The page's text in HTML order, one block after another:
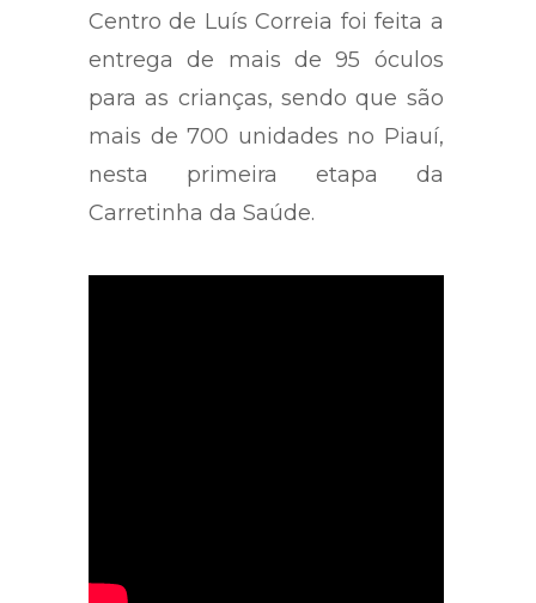
Centro de Luís Correia foi feita a
entrega de mais de 95 óculos
para as crianças, sendo que são
mais de 700 unidades no Piauí,
nesta primeira etapa da
Carretinha da Saúde.